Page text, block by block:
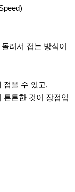
려서 접는 방식이
접을 수 있고,
튼튼한 것이 장점입